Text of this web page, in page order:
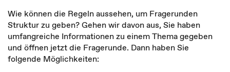
Wie können die Regeln aussehen, um Fragerunden
Struktur zu geben? Gehen wir davon aus, Sie haben
umfangreiche Informationen zu einem Thema gegeben
und öffnen jetzt die Fragerunde. Dann haben Sie
folgende Möglichkeiten: